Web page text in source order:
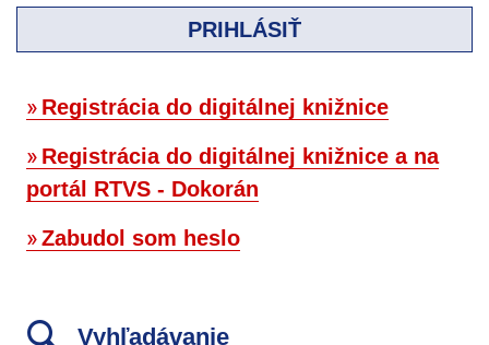
PRIHLÁSIŤ
Registrácia do digitálnej knižnice
Registrácia do digitálnej knižnice a na
portál RTVS - Dokorán
Zabudol som heslo
Vyhľadávanie